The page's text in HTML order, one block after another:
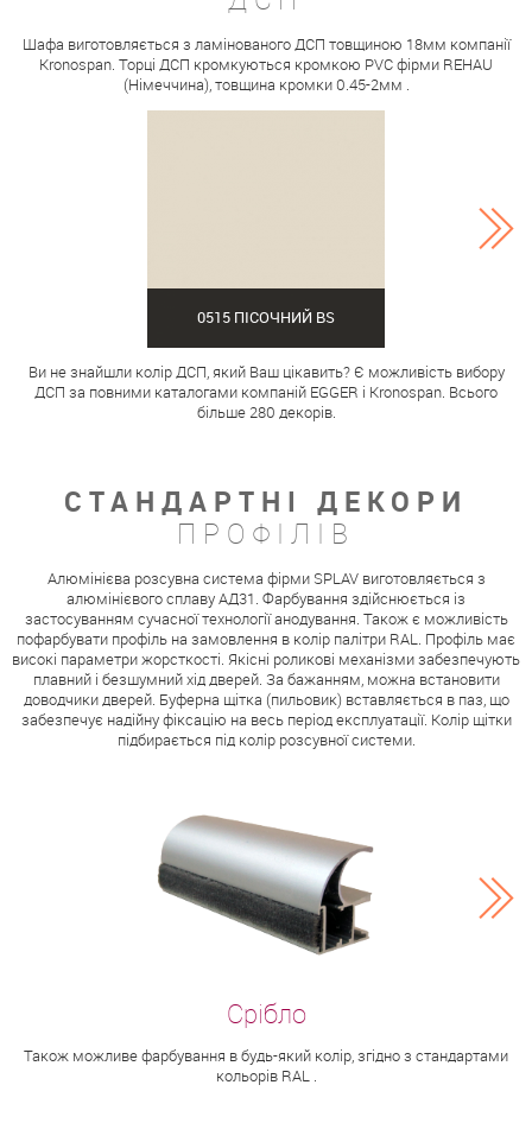
Шафа виготовляється з ламінованого ДСП товщиною 18мм компанії
Kronospan. Торці ДСП кромкуються кромкою PVC фірми REHAU
(Німеччина), товщина кромки 0.45-2мм .
0515 ПІСОЧНИЙ BS
Ви не знайшли колір ДСП, який Ваш цікавить? Є можливість вибору
ДСП за повними каталогами компаній EGGER і Kronospan. Всього
більше 280 декорів.
СТАНДАРТНІ ДЕКОРИ
ПРОФІЛІВ
Алюмінієва розсувна система фірми SPLAV виготовляється з
алюмінієвого сплаву АД31. Фарбування здійснюється із
застосуванням сучасної технології анодування. Також є можливість
пофарбувати профіль на замовлення в колір палітри RAL. Профіль має
високі параметри жорсткості. Якісні роликові механізми забезпечують
плавний і безшумний хід дверей. За бажанням, можна встановити
доводчики дверей. Буферна щітка (пильовик) вставляється в паз, що
забезпечує надійну фіксацію на весь період експлуатації. Колір щітки
підбирається під колір розсувної системи.
Також можливе фарбування в будь-який колір, згідно з стандартами
кольорів RAL .